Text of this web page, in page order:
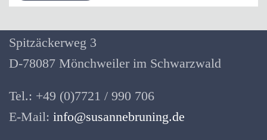
Susanne Bruning
Spitzäckerweg 3
D-78087 Mönchweiler im Schwarzwald
Tel.: +49 (0)7721 / 990 706
E-Mail: info@susannebruning.de